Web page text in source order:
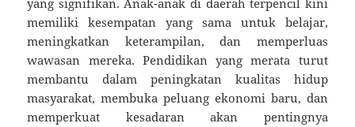
yang signifikan. Anak-anak di daerah terpencil kini
memiliki kesempatan yang sama untuk belajar,
meningkatkan keterampilan, dan memperluas
wawasan mereka. Pendidikan yang merata turut
membantu dalam peningkatan kualitas hidup
masyarakat, membuka peluang ekonomi baru, dan
memperkuat kesadaran akan pentingnya